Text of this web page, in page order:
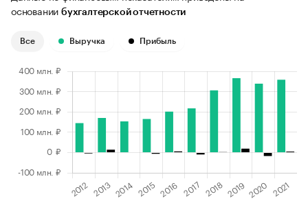
основании бухгалтерской отчетности
Все Выручка Прибыль